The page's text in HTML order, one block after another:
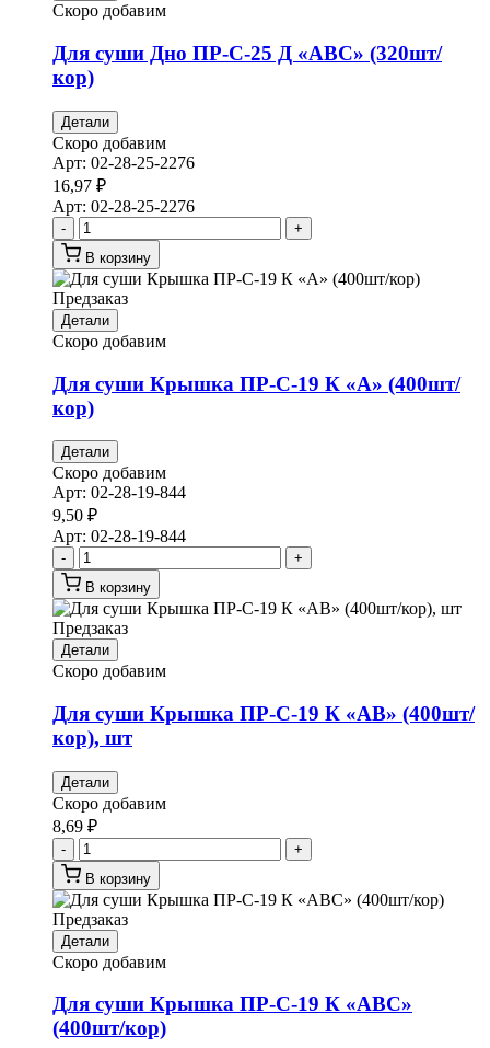
Скоро добавим
Для суши Дно ПР-С-25 Д «АВС» (320шт/
кор)
Детали
Скоро добавим
Арт: 02-28-25-2276
16,97 ₽
Арт: 02-28-25-2276
-
+
В корзину
Предзаказ
Детали
Скоро добавим
Для суши Крышка ПР-С-19 К «А» (400шт/
кор)
Детали
Скоро добавим
Арт: 02-28-19-844
9,50 ₽
Арт: 02-28-19-844
-
+
В корзину
Предзаказ
Детали
Скоро добавим
Для суши Крышка ПР-С-19 К «АВ» (400шт/
кор), шт
Детали
Скоро добавим
8,69 ₽
-
+
В корзину
Предзаказ
Детали
Скоро добавим
Для суши Крышка ПР-С-19 К «АВС»
(400шт/кор)